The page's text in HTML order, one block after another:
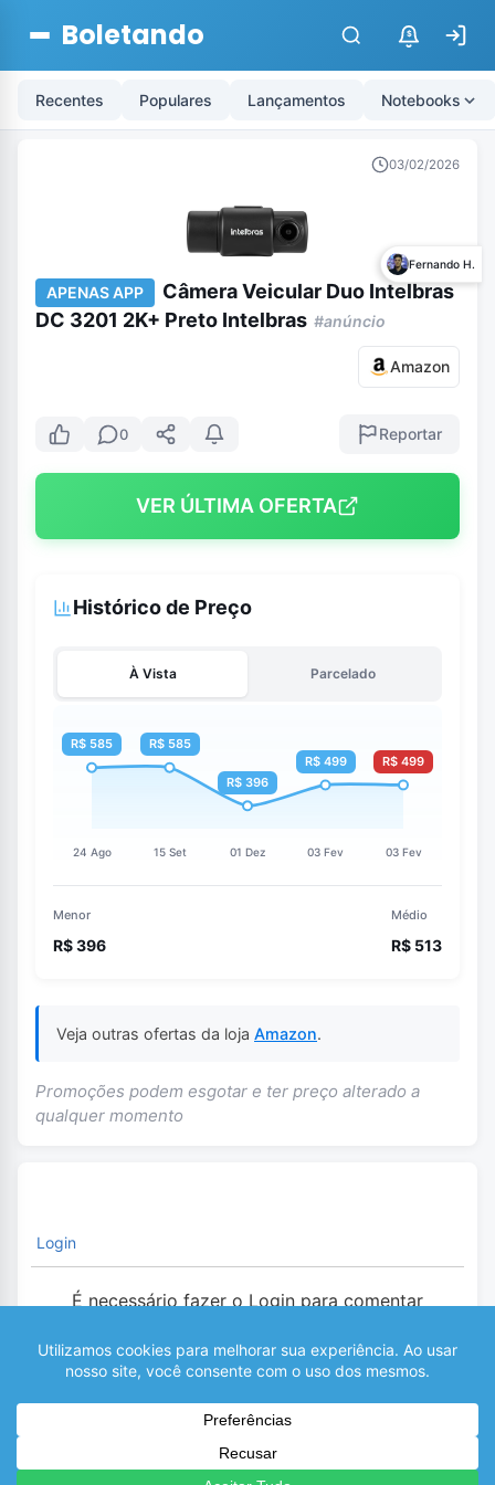
Boletando $
Recentes Populares Lançamentos Notebooks
03/02/2026
Fernando H.
APENAS APP
Câmera Veicular Duo Intelbras
DC 3201 2K+ Preto Intelbras #anúncio
Amazon
0 Reportar
VER ÚLTIMA OFERTA
Histórico de Preço
À Vista Parcelado
Menor
R$ 396
Médio
R$ 513
Veja outras ofertas da loja Amazon.
Promoções podem esgotar e ter preço alterado a
qualquer momento
Login
É necessário fazer o Login para comentar
0 COMENTÁRIOS